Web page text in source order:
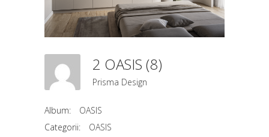
2 OASIS (8)
Prisma Design
Album:
OASIS
Categorii:
OASIS